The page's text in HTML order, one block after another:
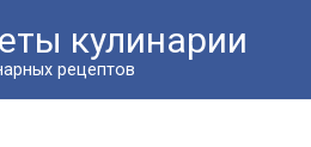
кулинарии
рецептов